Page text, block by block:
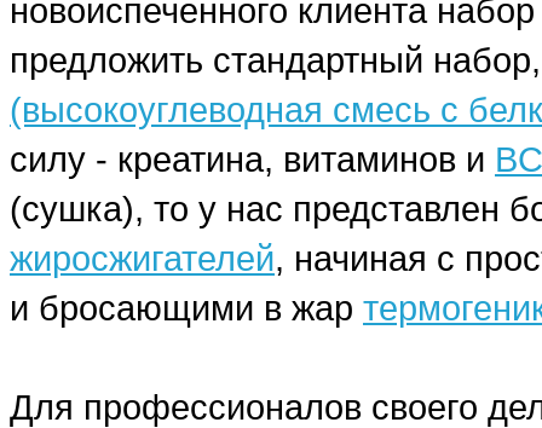
новоиспеченного клиента
предложить стандартный
(высокоуглеводная смесь с
силу - креатина, витаминов и
(сушка), то у нас представлен
жиросжигателей, начиная с
и бросающими в жар
Для профессионалов своего